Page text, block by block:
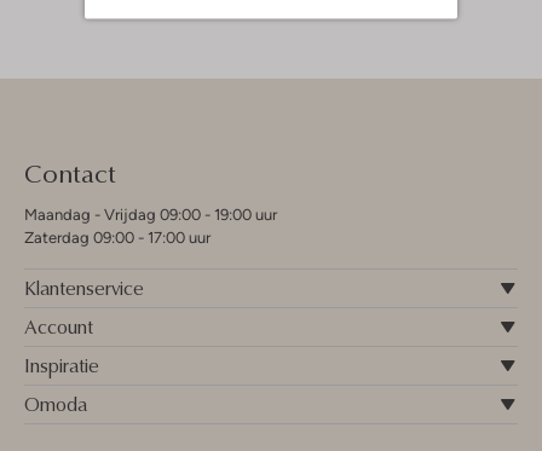
Contact
Maandag - Vrijdag 09:00 - 19:00 uur
Zaterdag 09:00 - 17:00 uur
Klantenservice
Account
Inspiratie
Omoda